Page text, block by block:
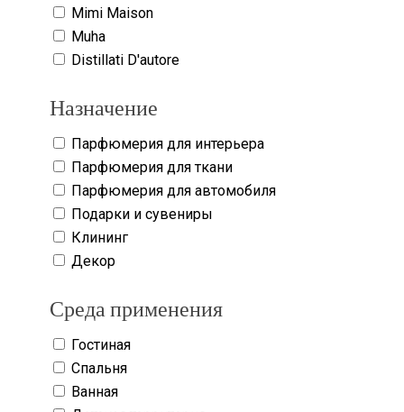
Mimi Maison
Muha
Distillati D'autore
Назначение
Парфюмерия для интерьера
Парфюмерия для ткани
Парфюмерия для автомобиля
Подарки и сувениры
Клининг
Декор
Среда применения
Гостиная
Спальня
Ванная